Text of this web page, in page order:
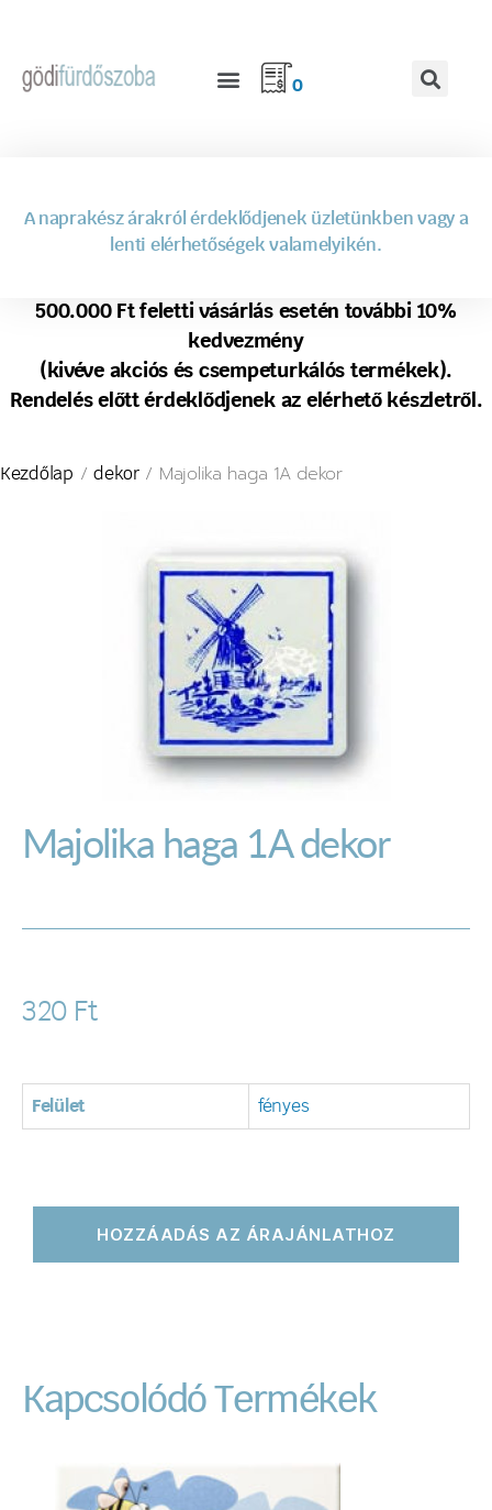
0
A naprakész árakról érdeklődjenek üzletünkben vagy a
lenti elérhetőségek valamelyikén.
500.000 Ft feletti vásárlás esetén további 10%
kedvezmény
(kivéve akciós és csempeturkálós termékek).
Rendelés előtt érdeklődjenek az elérhető készletről.
Kezdőlap /dekor/ Majolika haga 1A dekor
Majolika haga 1A dekor
320 Ft
Felület fényes
HOZZÁADÁS AZ ÁRAJÁNLATHOZ
Kapcsolódó Termékek